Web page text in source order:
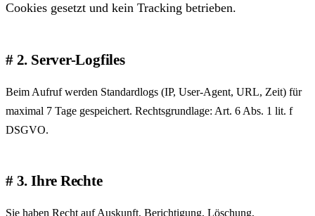
Cookies gesetzt und kein Tracking betrieben.
2. Server-Logfiles
Beim Aufruf werden Standardlogs (IP, User-Agent, URL, Zeit) für
maximal 7 Tage gespeichert. Rechtsgrundlage: Art. 6 Abs. 1 lit. f
DSGVO.
3. Ihre Rechte
Sie haben Recht auf Auskunft, Berichtigung, Löschung,